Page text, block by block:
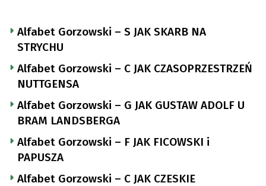
Alfabet Gorzowski – S JAK SKARB NA
STRYCHU
Alfabet Gorzowski – C JAK CZASOPRZESTRZEŃ
NUTTGENSA
Alfabet Gorzowski – G JAK GUSTAW ADOLF U
BRAM LANDSBERGA
Alfabet Gorzowski – F JAK FICOWSKI i
PAPUSZA
Alfabet Gorzowski – C JAK CZESKIE